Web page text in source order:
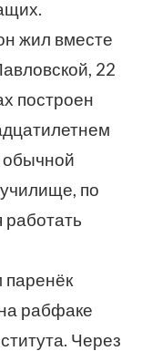
жил вместе
22
построен
обычной
по
работать
паренёк
рабфаке
Через